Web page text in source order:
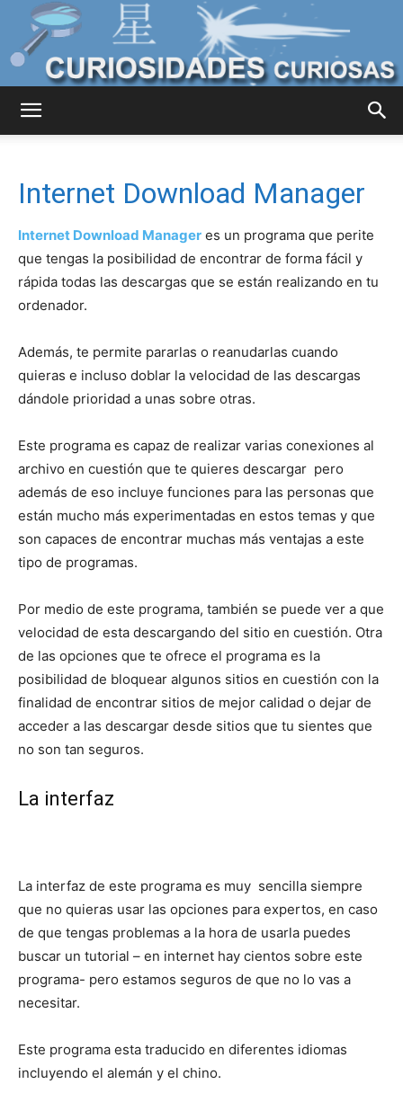
Curiosas
del
Mundo
Internet Download Manager
Internet Download Manager es un programa que perite
que tengas la posibilidad de encontrar de forma fácil y
rápida todas las descargas que se están realizando en tu
ordenador.
Además, te permite pararlas o reanudarlas cuando
quieras e incluso doblar la velocidad de las descargas
dándole prioridad a unas sobre otras.
Este programa es capaz de realizar varias conexiones al
archivo en cuestión que te quieres descargar pero
además de eso incluye funciones para las personas que
están mucho más experimentadas en estos temas y que
son capaces de encontrar muchas más ventajas a este
tipo de programas.
Por medio de este programa, también se puede ver a que
velocidad de esta descargando del sitio en cuestión. Otra
de las opciones que te ofrece el programa es la
posibilidad de bloquear algunos sitios en cuestión con la
finalidad de encontrar sitios de mejor calidad o dejar de
acceder a las descargar desde sitios que tu sientes que
no son tan seguros.
La interfaz
La interfaz de este programa es muy sencilla siempre
que no quieras usar las opciones para expertos, en caso
de que tengas problemas a la hora de usarla puedes
buscar un tutorial – en internet hay cientos sobre este
programa- pero estamos seguros de que no lo vas a
necesitar.
Este programa esta traducido en diferentes idiomas
incluyendo el alemán y el chino.